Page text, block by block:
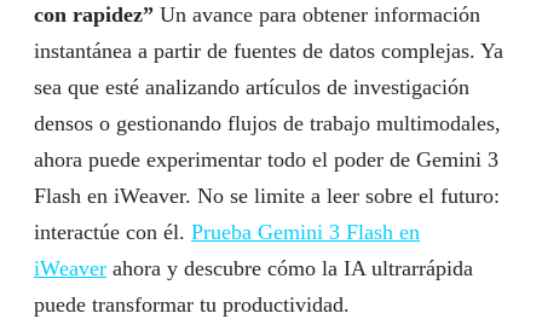
con rapidez” Un avance para obtener información
instantánea a partir de fuentes de datos complejas. Ya
sea que esté analizando artículos de investigación
densos o gestionando flujos de trabajo multimodales,
ahora puede experimentar todo el poder de Gemini 3
Flash en iWeaver. No se limite a leer sobre el futuro:
interactúe con él. Prueba Gemini 3 Flash en
iWeaver ahora y descubre cómo la IA ultrarrápida
puede transformar tu productividad.